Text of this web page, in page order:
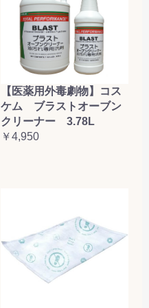
【医薬用外毒劇物】コス
ケム ブラストオーブン
クリーナー 3.78L
￥4,950